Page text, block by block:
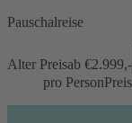
Pauschalreise
Alter Preisab €2.999,-
pro Person